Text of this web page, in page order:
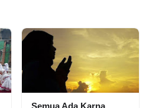
Semua Ada Karna